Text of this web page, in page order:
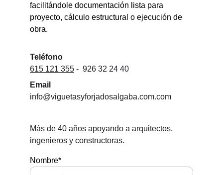
facilitándole documentación lista para
proyecto, cálculo estructural o ejecución de
obra.
Teléfono
615 121 355 -  926 32 24 40
Email
info@viguetasyforjadosalgaba.com.com
Nombre*
Más de 40 años apoyando a arquitectos,
ingenieros y constructoras.